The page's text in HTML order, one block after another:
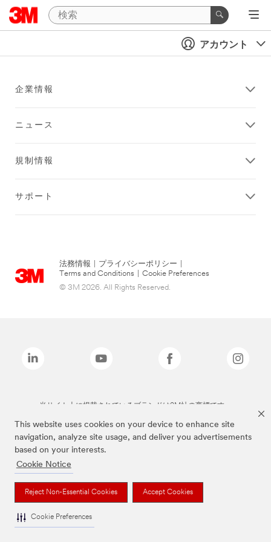
This website uses cookies on your device to enhance site
navigation, analyze site usage, and deliver you advertisements
based on your interests.
Cookie Notice
Reject Non-Essential Cookies Accept Cookies
Cookie Preferences
アカウント
企業情報
ニュース
規制情報
サポート
法務情報 プライバシーポリシー
Terms and Conditions
Cookie Preferences
© 3M 2026. All Rights Reserved.
当サイト上に掲載されているブランドは3M社の商標です。